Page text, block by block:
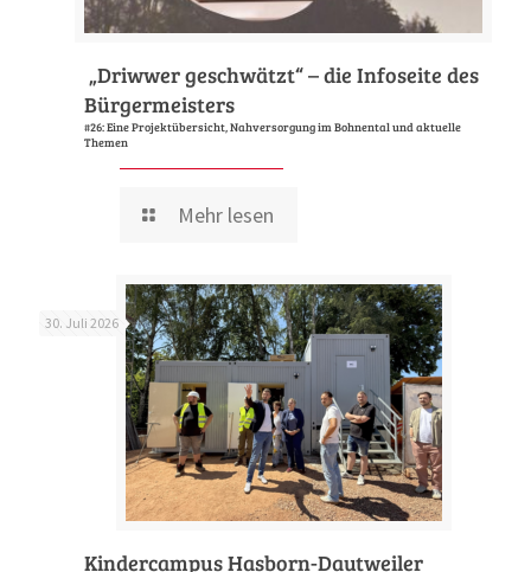
„Driwwer geschwätzt“ – die Infoseite des
Bürgermeisters
#26: Eine Projektübersicht, Nahversorgung im Bohnental und aktuelle
Themen
Mehr lesen
30. Juli 2026
Kindercampus Hasborn-Dautweiler